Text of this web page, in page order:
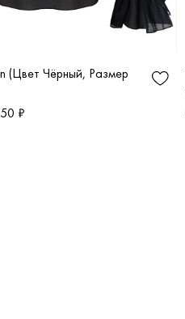
(Цвет Чёрный, Размер
₽